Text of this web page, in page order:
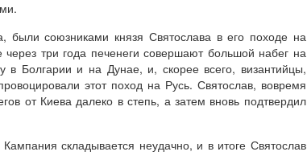
были союзниками князя Святослава в его походе на
три года печенеги совершают большой набег на
в Болгарии и на Дунае, и, скорее всего, византийцы,
этот поход на Русь. Святослав, вовремя
от Киева далеко в степь, а затем вновь подтвердил
складывается неудачно, и в итоге Святослав